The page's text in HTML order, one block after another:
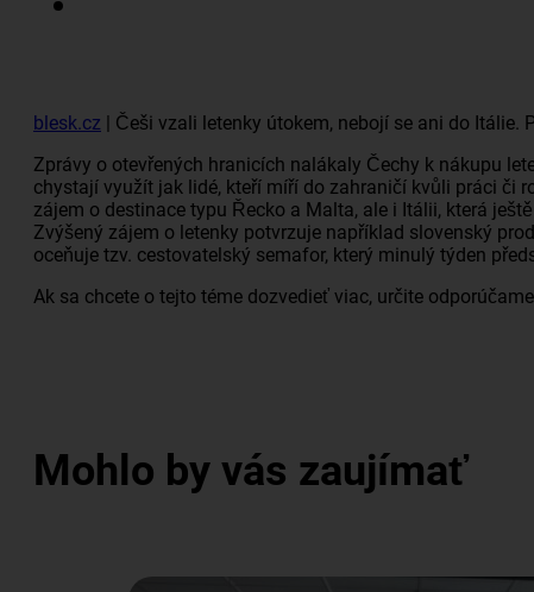
blesk.cz | Češi vzali letenky útokem, nebojí se ani do Itálie.
Zprávy o otevřených hranicích nalákaly Čechy k nákupu
chystají využít jak lidé, kteří míří do zahraničí kvůli práci či
zájem o destinace typu Řecko a Malta, ale i Itálii, která
Zvýšený zájem o letenky potvrzuje například slovenský
oceňuje tzv. cestovatelský semafor, který minulý týden
Ak sa chcete o tejto téme dozvedieť viac, určite
Mohlo by vás zaujímať